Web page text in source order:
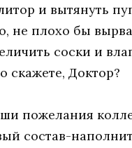
и вытянуть
не плохо бы
соски и
скажете, Доктор?
пожелания
состав-